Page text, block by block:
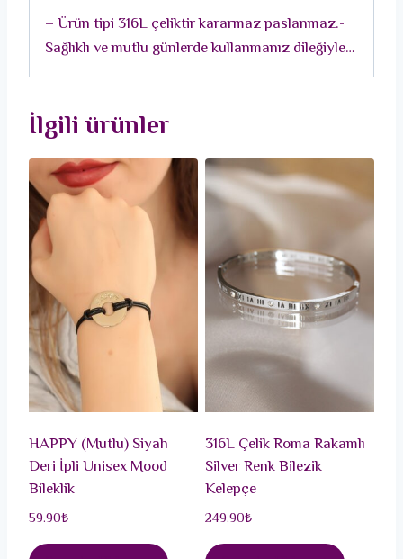
adet
– Ürün tipi 316L çeliktir kararmaz paslanmaz.-
Sağlıklı ve mutlu günlerde kullanmanız dileğiyle…
İlgili ürünler
HAPPY (Mutlu) Siyah
Deri İpli Unisex Mood
Bileklik
59.90₺
316L Çelik Roma Rakamlı
Silver Renk Bilezik
Kelepçe
249.90₺